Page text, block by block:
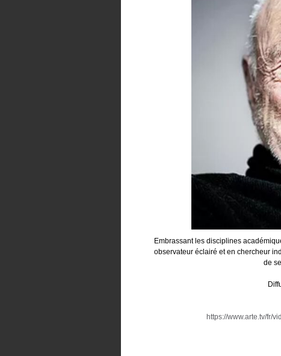
Embrassant les disciplines
observateur éclairé et en chercheur
de
https://www.arte.tv/fr/